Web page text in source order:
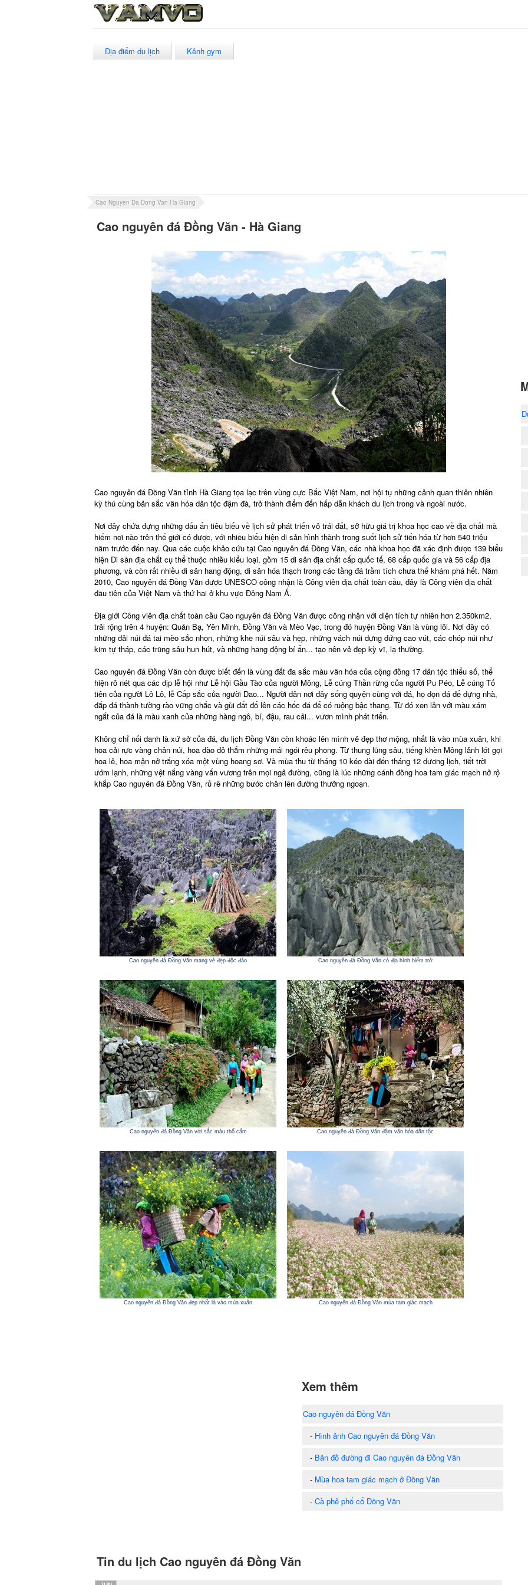
Địa điểm du lịch Kênh gym
Cao Nguyen Da Dong Van Ha Giang
Cao nguyên đá Đồng Văn - Hà Giang
Cao nguyên đá Đồng Văn tỉnh Hà Giang tọa lạc trên vùng cực Bắc Việt Nam, nơi hội tụ những cảnh quan thiên nhiên
kỳ thú cùng bản sắc văn hóa dân tộc đậm đà, trở thành điểm đến hấp dẫn khách du lịch trong và ngoài nước.
Nơi đây chứa đựng những dấu ấn tiêu biểu về lịch sử phát triển vỏ trái đất, sở hữu giá trị khoa học cao về địa chất mà
hiếm nơi nào trên thế giới có được, với nhiều biểu hiện di sản hình thành trong suốt lịch sử tiến hóa từ hơn 540 triệu
năm trước đến nay. Qua các cuộc khảo cứu tại Cao nguyên đá Đồng Văn, các nhà khoa học đã xác định được 139 biểu
hiện Di sản địa chất cụ thể thuộc nhiều kiểu loại, gồm 15 di sản địa chất cấp quốc tế, 68 cấp quốc gia và 56 cấp địa
phương, và còn rất nhiều di sản hang động, di sản hóa thạch trong các tầng đá trầm tích chưa thể khám phá hết. Năm
2010, Cao nguyên đá Đồng Văn được UNESCO công nhận là Công viên địa chất toàn cầu, đây là Công viên địa chất
đầu tiên của Việt Nam và thứ hai ở khu vực Đông Nam Á.
Địa giới Công viên địa chất toàn cầu Cao nguyên đá Đồng Văn được công nhận với diện tích tự nhiên hơn 2.350km2,
trải rộng trên 4 huyện: Quản Bạ, Yên Minh, Đồng Văn và Mèo Vạc, trong đó huyện Đồng Văn là vùng lõi. Nơi đây có
những dải núi đá tai mèo sắc nhọn, những khe núi sâu và hẹp, những vách núi dựng đứng cao vút, các chóp núi như
kim tự tháp, các trũng sâu hun hút, và những hang động bí ẩn... tạo nên vẻ đẹp kỳ vĩ, lạ thường.
Cao nguyên đá Đồng Văn còn được biết đến là vùng đất đa sắc màu văn hóa của cộng đồng 17 dân tộc thiểu số, thể
hiện rõ nét qua các dịp lễ hội như Lễ hội Gầu Tào của người Mông, Lễ cúng Thần rừng của người Pu Péo, Lễ cúng Tổ
tiên của người Lô Lô, lễ Cấp sắc của người Dao... Người dân nơi đây sống quyện cùng với đá, họ dọn đá để dựng nhà,
đắp đá thành tường rào vững chắc và gùi đất đổ lên các hốc đá để có ruộng bậc thang. Từ đó xen lẫn với màu xám
ngắt của đá là màu xanh của những hàng ngô, bí, đậu, rau cải... vươn mình phát triển.
Không chỉ nổi danh là xứ sở của đá, du lịch Đồng Văn còn khoác lên mình vẻ đẹp thơ mộng, nhất là vào mùa xuân, khi
hoa cải rực vàng chân núi, hoa đào đỏ thắm những mái ngói rêu phong. Từ thung lũng sâu, tiếng khèn Mông lảnh lót gọi
hoa lê, hoa mận nở trắng xóa một vùng hoang sơ. Và mùa thu từ tháng 10 kéo dài đến tháng 12 dương lịch, tiết trời
ướm lạnh, những vệt nắng vàng vấn vương trên mọi ngả đường, cũng là lúc những cánh đồng hoa tam giác mạch nở rộ
khắp Cao nguyên đá Đồng Văn, rủ rê những bước chân lên đường thưởng ngoạn.
Cao nguyên đá Đồng Văn mang vẻ đẹp độc đáo Cao nguyên đá Đồng Văn có địa hình hiểm trở
Cao nguyên đá Đồng Văn với sắc màu thổ cẩm Cao nguyên đá Đồng Văn đậm văn hóa dân tộc
Cao nguyên đá Đồng Văn đẹp nhất là vào mùa xuân Cao nguyên đá Đồng Văn mùa tam giác mạch
Xem thêm
Cao nguyên đá Đồng Văn
- Hình ảnh Cao nguyên đá Đồng Văn
- Bản đồ đường đi Cao nguyên đá Đồng Văn
- Mùa hoa tam giác mạch ở Đồng Văn
- Cà phê phố cổ Đồng Văn
Tin du lịch Cao nguyên đá Đồng Văn